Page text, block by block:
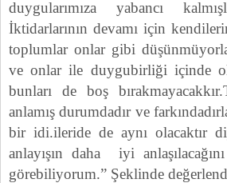
duygularımıza yabancı
İktidarlarının devamı için
toplumlar onlar gibi
ve onlar ile duygubirliği içinde
bunları de boş
anlamış durumdadır ve
bir idi.ileride de aynı olacaktır
anlayışın daha iyi
görebiliyorum.” Şeklinde